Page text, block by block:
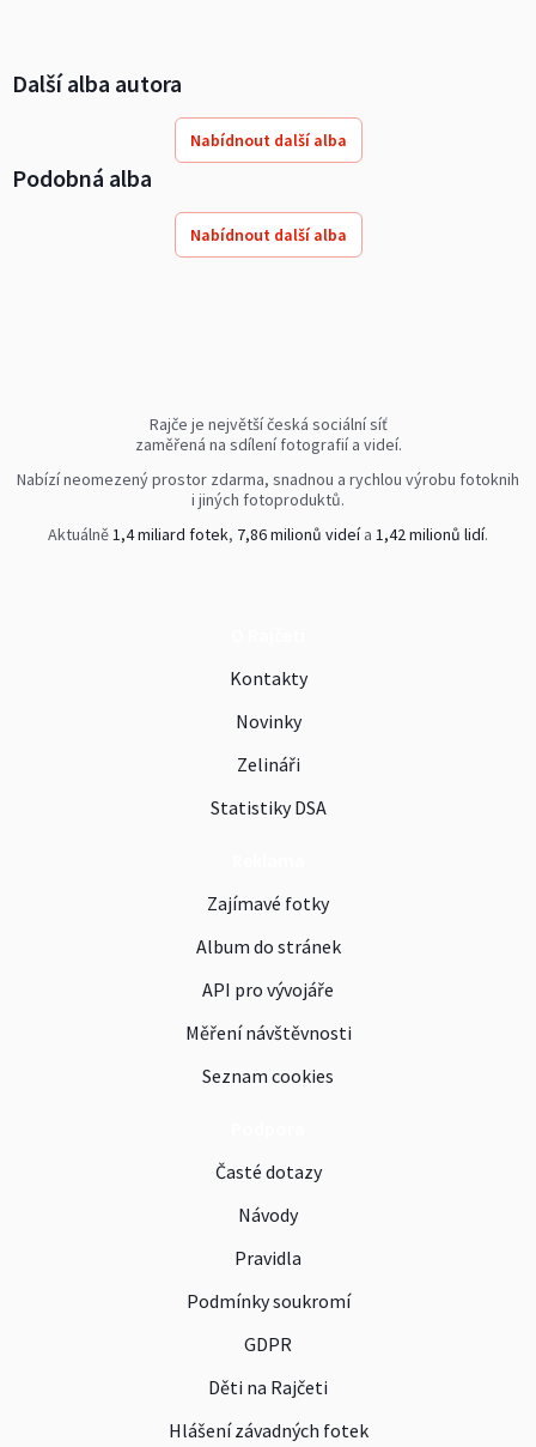
Další alba autora
Nabídnout další alba
Podobná alba
Nabídnout další alba
Rajče je největší česká sociální síť
zaměřená na sdílení fotografií a videí.
Nabízí neomezený prostor zdarma, snadnou a rychlou výrobu fotoknih
i jiných fotoproduktů.
Aktuálně1,4 miliard fotek, 7,86 milionů videía 1,42 milionů lidí.
Kontakty
Novinky
Zelináři
Statistiky DSA
Zajímavé fotky
Album do stránek
API pro vývojáře
Měření návštěvnosti
Seznam cookies
Časté dotazy
Návody
Pravidla
Podmínky soukromí
GDPR
Děti na Rajčeti
Hlášení závadných fotek